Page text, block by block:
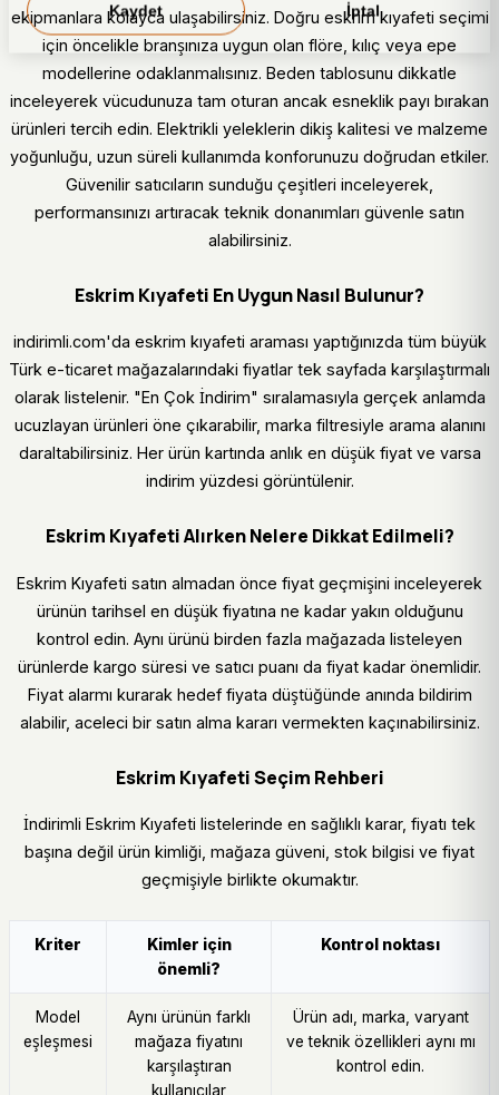
ekipmanlara kolayca ulaşabilirsiniz. Doğru eskrim kıyafeti seçimi
için öncelikle branşınıza uygun olan flöre, kılıç veya epe
modellerine odaklanmalısınız. Beden tablosunu dikkatle
inceleyerek vücudunuza tam oturan ancak esneklik payı bırakan
ürünleri tercih edin. Elektrikli yeleklerin dikiş kalitesi ve malzeme
yoğunluğu, uzun süreli kullanımda konforunuzu doğrudan etkiler.
Güvenilir satıcıların sunduğu çeşitleri inceleyerek,
performansınızı artıracak teknik donanımları güvenle satın
alabilirsiniz.
Eskrim Kıyafeti En Uygun Nasıl Bulunur?
indirimli.com'da eskrim kıyafeti araması yaptığınızda tüm büyük
Türk e-ticaret mağazalarındaki fiyatlar tek sayfada karşılaştırmalı
olarak listelenir. "En Çok İndirim" sıralamasıyla gerçek anlamda
ucuzlayan ürünleri öne çıkarabilir, marka filtresiyle arama alanını
daraltabilirsiniz. Her ürün kartında anlık en düşük fiyat ve varsa
indirim yüzdesi görüntülenir.
Eskrim Kıyafeti Alırken Nelere Dikkat Edilmeli?
Eskrim Kıyafeti satın almadan önce fiyat geçmişini inceleyerek
ürünün tarihsel en düşük fiyatına ne kadar yakın olduğunu
kontrol edin. Aynı ürünü birden fazla mağazada listeleyen
ürünlerde kargo süresi ve satıcı puanı da fiyat kadar önemlidir.
Fiyat alarmı kurarak hedef fiyata düştüğünde anında bildirim
alabilir, aceleci bir satın alma kararı vermekten kaçınabilirsiniz.
Eskrim Kıyafeti Seçim Rehberi
İndirimli Eskrim Kıyafeti listelerinde en sağlıklı karar, fiyatı tek
başına değil ürün kimliği, mağaza güveni, stok bilgisi ve fiyat
geçmişiyle birlikte okumaktır.
Kriter
Kimler için
önemli?
Kontrol noktası
Model
eşleşmesi
Aynı ürünün farklı
mağaza fiyatını
karşılaştıran
kullanıcılar
Ürün adı, marka, varyant
ve teknik özellikleri aynı mı
kontrol edin.
Kaydet İptal